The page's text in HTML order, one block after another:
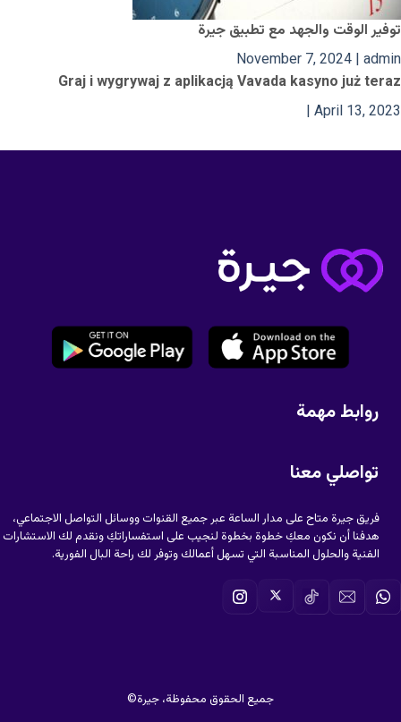
توفير الوقت والجهد مع تطبيق جيرة
November 7, 2024 | admin
Graj i wygrywaj z aplikacją Vavada kasyno już teraz
April 13, 2023
|
تواصلي معنا
فريق جيرة متاح على مدار الساعة عبر جميع القنوات ووسائل التواصل الاجتماعي،
هدفنا أن نكون معكِ خطوة بخطوة لنجيب على استفساراتكِ ونقدم لك الاستشارات
الفنية والحلول المناسبة التي تسهل أعمالك وتوفر لك راحة البال الفورية.
روابط مهمة
©جميع الحقوق محفوظة، جيرة